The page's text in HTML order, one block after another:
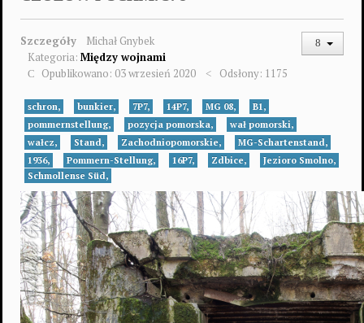
Szczegóły
Michał Gnybek
Kategoria: Między wojnami
Opublikowano: 03 wrzesień 2020
Odsłony: 1175
schron, bunkier, 7P7, 14P7, MG 08,
B1,
pommernstellung,
pozycja pomorska,
wał pomorski,
wałcz,
Stand, Zachodniopomorskie,
MG-Schartenstand,
1936,
Pommern-Stellung, 16P7, Zdbice,
Jezioro Smolno,
Schmollense Süd,